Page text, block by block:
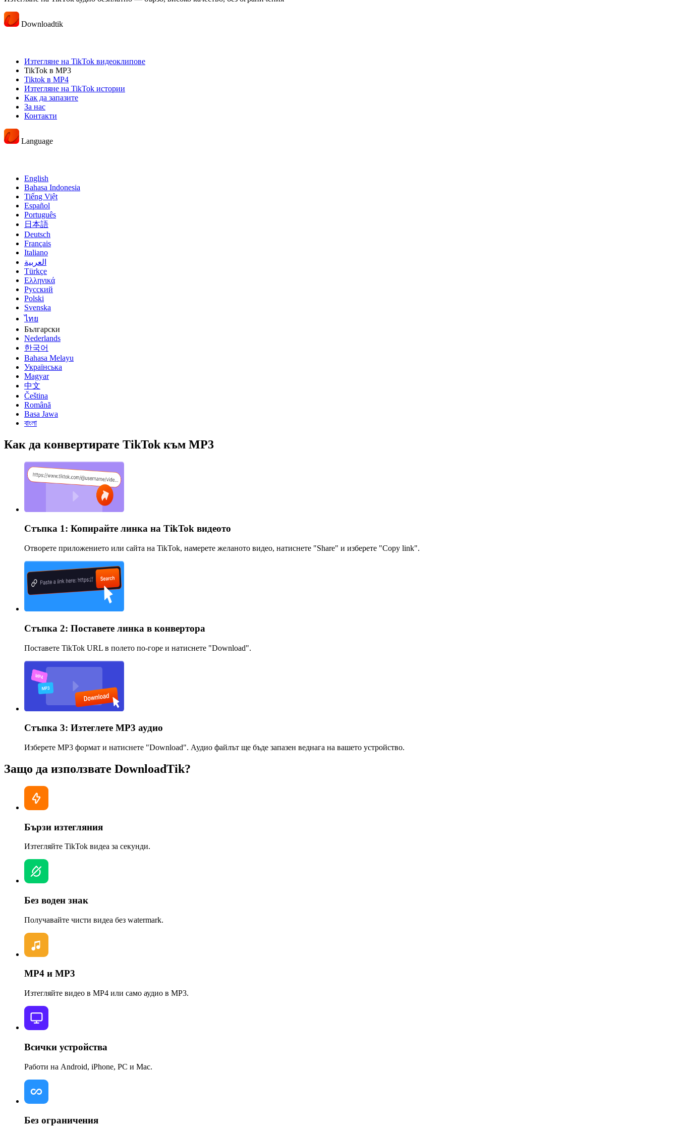
Downloadtik
Изтегляне на TikTok видеоклипове
TikTok в MP3
Tiktok в MP4
Изтегляне на TikTok истории
Как да запазите
За нас
Контакти
Language
English
Bahasa Indonesia
Tiếng Việt
Español
Português
日本語
Deutsch
Français
Italiano
العربية
Türkçe
Ελληνικά
Русский
Polski
Svenska
ไทย
Български
Nederlands
한국어
Bahasa Melayu
Українська
Magyar
中文
Čeština
Română
Basa Jawa
বাংলা
Как да конвертирате TikTok към MP3
Стъпка 1: Копирайте линка на TikTok видеото
Отворете приложението или сайта на TikTok, намерете желаното видео, натиснете "Share" и изберете "Copy link".
Стъпка 2: Поставете линка в конвертора
Поставете TikTok URL в полето по-горе и натиснете "Download".
Стъпка 3: Изтеглете MP3 аудио
Изберете MP3 формат и натиснете "Download". Аудио файлът ще бъде запазен веднага на вашето устройство.
Защо да използвате DownloadTik?
Бързи изтегляния
Изтегляйте TikTok видеа за секунди.
Без воден знак
Получавайте чисти видеа без watermark.
MP4 и MP3
Изтегляйте видео в MP4 или само аудио в MP3.
Всички устройства
Работи на Android, iPhone, PC и Mac.
Без ограничения